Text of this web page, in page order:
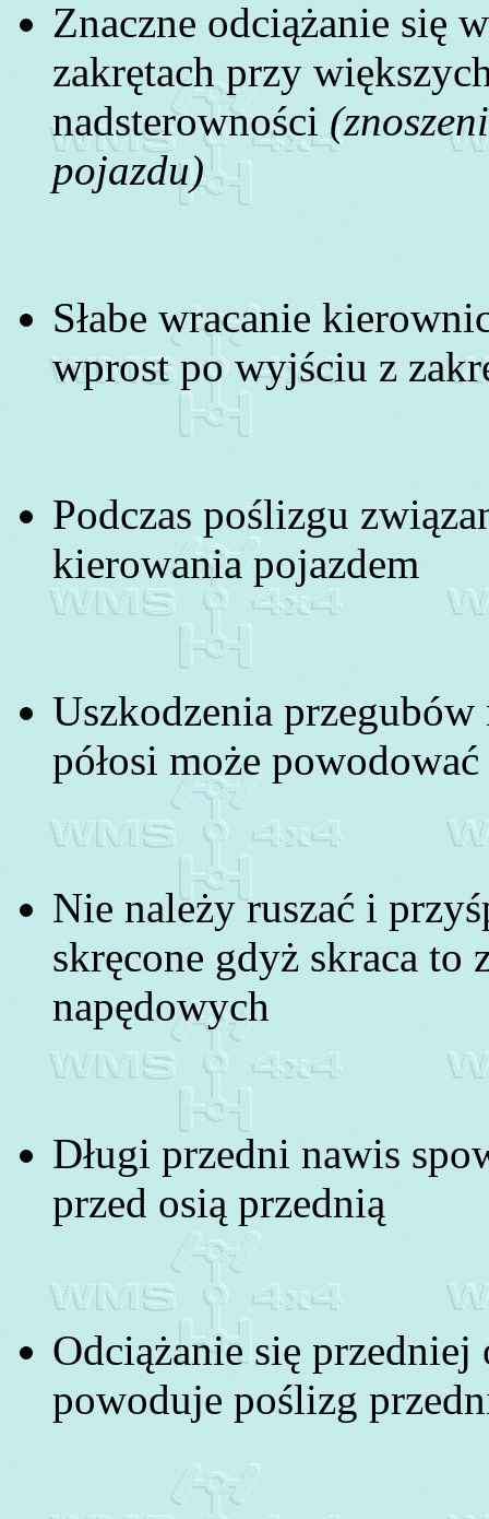
Znaczne odciążanie się
zakrętach przy
nadsterowności
pojazdu)
Słabe wracanie
wprost po wyjściu z
Podczas poślizgu
kierowania pojazdem
Uszkodzenia
półosi może
Nie należy ruszać i
skręcone gdyż skraca to
napędowych
Długi przedni nawis
przed osią przednią
Odciążanie się
powoduje poślizg